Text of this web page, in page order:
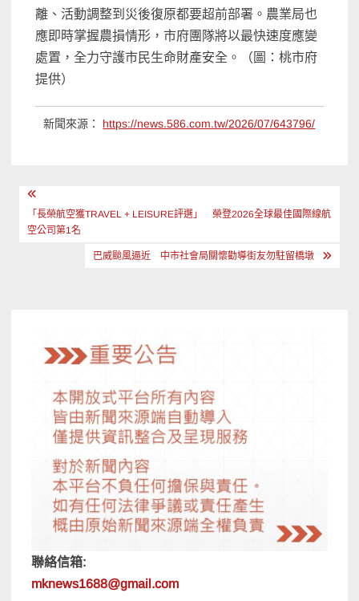
離、活動調整到災後復原都要超前部署。農業局也
應即時掌握農損情形，市府團隊將以最快速度應變
處置，全力守護市民生命財產安全。（圖：桃市府
提供）
新聞來源： https://news.586.com.tw/2026/07/643796/
文
章「長榮航空獲TRAVEL + LEISURE評選」 榮登2026全球最佳國際線航
空公司第1名
巴威颱風逼近 中市社會局關懷勸導街友勿駐留橋墩
聯絡信箱:
mknews1688@gmail.com